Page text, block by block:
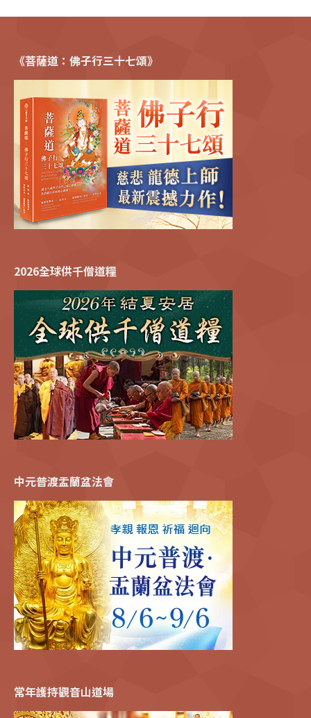
《菩薩道：佛子行三十七頌》
2026全球供千僧道糧
中元普渡盂蘭盆法會
常年護持觀音山道場